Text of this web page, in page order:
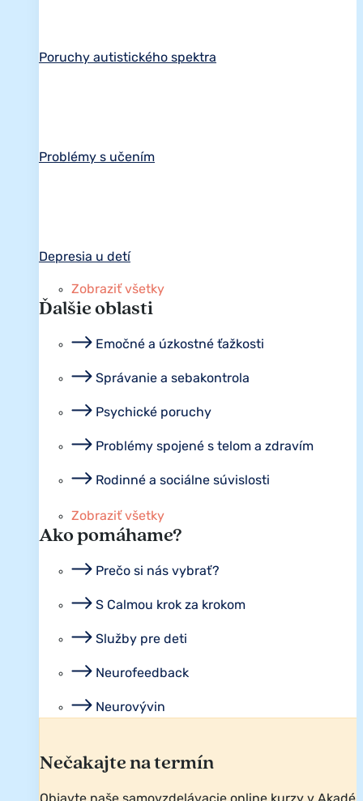
Poruchy autistického spektra
Problémy s učením
Depresia u detí
Zobraziť všetky
Ďalšie oblasti
Emočné a úzkostné ťažkosti
Správanie a sebakontrola
Psychické poruchy
Problémy spojené s telom a zdravím
Rodinné a sociálne súvislosti
Zobraziť všetky
Ako pomáhame?
Prečo si nás vybrať?
S Calmou krok za krokom
Služby pre deti
Neurofeedback
Neurovývin
Nečakajte na termín